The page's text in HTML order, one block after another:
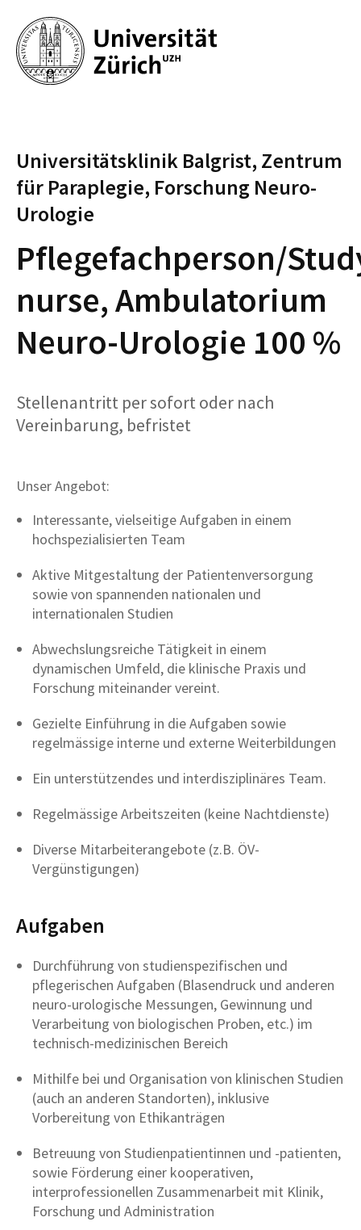
Universitätsklinik Balgrist, Zentrum
für Paraplegie, Forschung Neuro-
Urologie
Pflegefachperson/
nurse, Ambulatorium
Neuro-Urologie 100 %
Stellenantritt per sofort oder nach
Vereinbarung, befristet
Unser Angebot:
Interessante, vielseitige Aufgaben in einem
hochspezialisierten Team
Aktive Mitgestaltung der Patientenversorgung
sowie von spannenden nationalen und
internationalen Studien
Abwechslungsreiche Tätigkeit in einem
dynamischen Umfeld, die klinische Praxis und
Forschung miteinander vereint.
Gezielte Einführung in die Aufgaben sowie
regelmässige interne und externe Weiterbildungen
Ein unterstützendes und interdisziplinäres Team.
Regelmässige Arbeitszeiten (keine Nachtdienste)
Diverse Mitarbeiterangebote (z.B. ÖV-
Vergünstigungen)
Aufgaben
Durchführung von studienspezifischen und
pflegerischen Aufgaben (Blasendruck und anderen
neuro-urologische Messungen, Gewinnung und
Verarbeitung von biologischen Proben, etc.) im
technisch-medizinischen Bereich
Mithilfe bei und Organisation von klinischen Studien
(auch an anderen Standorten), inklusive
Vorbereitung von Ethikanträgen
Betreuung von Studienpatientinnen und -patienten,
sowie Förderung einer kooperativen,
interprofessionellen Zusammenarbeit mit Klinik,
Forschung und Administration